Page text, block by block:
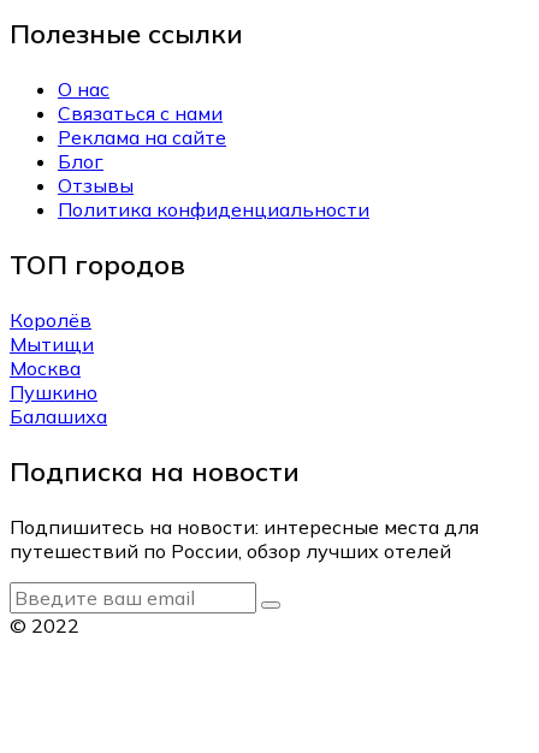
Полезные ссылки
О нас
Связаться с нами
Реклама на сайте
Блог
Отзывы
Политика конфиденциальности
ТОП городов
Королёв
Мытищи
Москва
Пушкино
Балашиха
Подписка на новости
Подпишитесь на новости: интересные места для
путешествий по России, обзор лучших отелей
© 2022